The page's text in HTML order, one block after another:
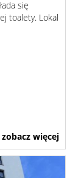
się
toalety. Lokal
zobacz więcej